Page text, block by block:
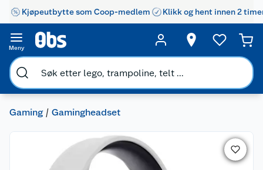
Kjøpeutbytte som Coop-medlem Klikk og hent innen 2
Meny
Gaming Gamingheadset